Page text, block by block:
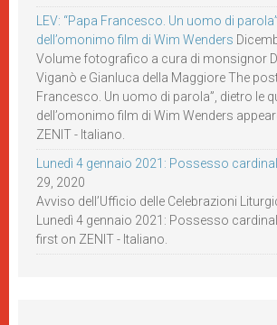
LEV: “Papa Francesco. Un uomo di
dell’omonimo film di Wim Wenders
Volume fotografico a cura di monsignor
Viganò e Gianluca della Maggiore The post
Francesco. Un uomo di parola”, dietro le
dell’omonimo film di Wim Wenders
ZENIT - Italiano.
Lunedì 4 gennaio 2021: Possesso
29, 2020
Avviso dell’Ufficio delle Celebrazioni
Lunedì 4 gennaio 2021: Possesso
first on ZENIT - Italiano.